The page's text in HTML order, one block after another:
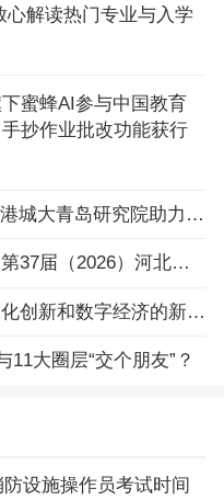
心解读热门专业与入学
蜜蜂AI参与中国教育
抄作业批改功能获行
青岛西海岸迎来国际人才盛会 港城大青岛研究院助力区域创新
协同赋能生态·智驱教育未来，第37届（2026）河北省教育装备展示会在石家庄盛大开幕！
港城大人文社会科学院举办“文化创新和数字经济的新机遇”论坛
大圈层“交个朋友”？
设施操作员考试时间